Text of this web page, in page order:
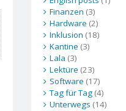
Finanzen (3)
Hardware (2)
Inklusion (18)
Kantine (3)
Lala (3)
Lektüre (23)
Software (17)
Tag für Tag(4)
Unterwegs (14)